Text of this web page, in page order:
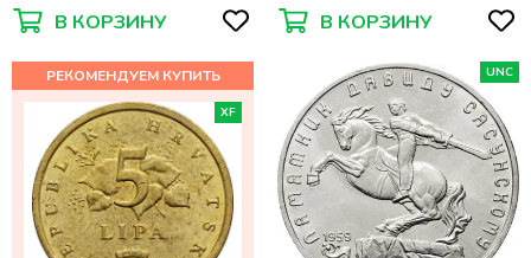
В КОРЗИНУ В КОРЗИНУ
XF
UNC